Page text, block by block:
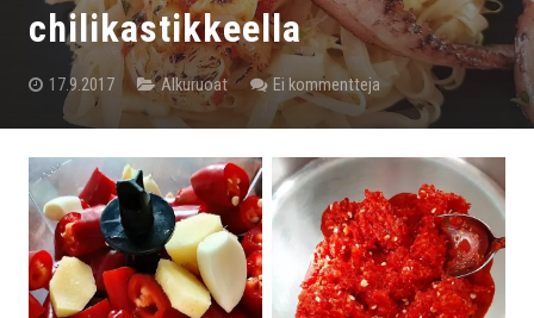
Jälkiruoat
Kaikki reseptit
chilikastikkeella
17.9.2017 Alkuruoat Ei kommentteja